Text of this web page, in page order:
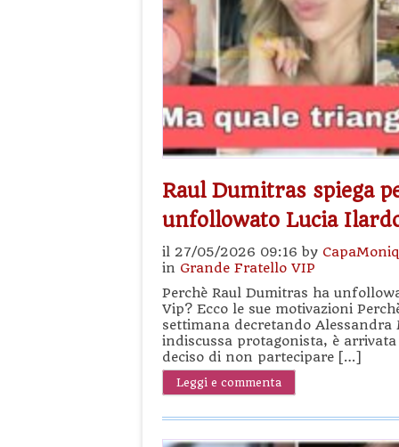
Raul Dumitras spiega
unfollowato Lucia
il 27/05/2026 09:16 by
in Grande Fratello VIP
Perchè Raul Dumitras ha
Vip? Ecco le sue motivazioni
settimana decretando
indiscussa protagonista, è
deciso di non partecipare […]
Leggi e commenta